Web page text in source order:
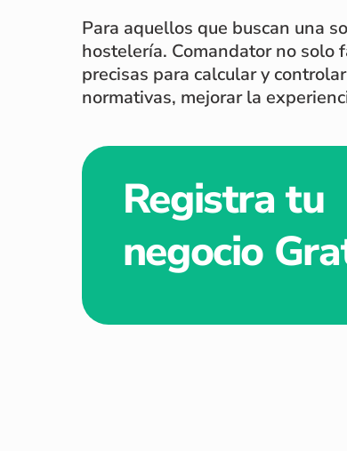
Para aquellos que buscan una
hostelería. Comandator no solo
precisas para calcular y
normativas, mejorar la
Registra tu
negocio